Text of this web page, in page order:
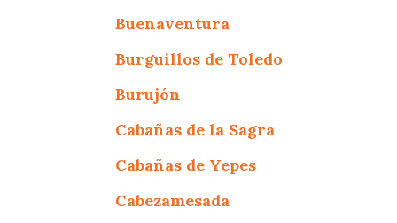
Buenaventura
Burguillos de Toledo
Burujón
Cabañas de la Sagra
Cabañas de Yepes
Cabezamesada